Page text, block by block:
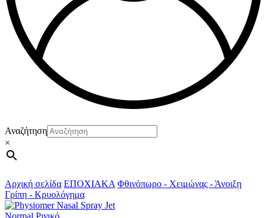
Αναζήτηση
×
Αρχική σελίδα ΕΠΟΧΙΑΚΑ Φθινόπωρο - Χειμώνας - Άνοιξη
Γρίπη - Κρυολόγημα